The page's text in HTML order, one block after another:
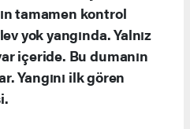
tamamen kontrol
yok yangında. Yalnız
içeride. Bu dumanın
Yangını ilk gören